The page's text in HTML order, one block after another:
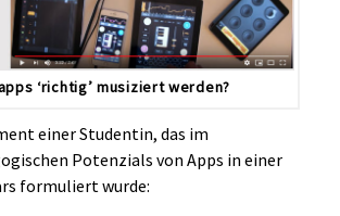
‘richtig’ musiziert werden?
einer Studentin, das im
Potenzials von Apps in einer
formuliert wurde: